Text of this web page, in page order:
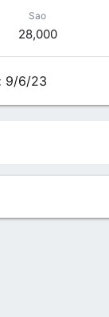
Sao
28,000
9/6/23